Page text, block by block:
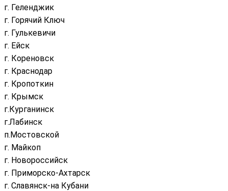
г. Геленджик
г. Горячий Ключ
г. Гулькевичи
г. Ейск
г. Кореновск
г. Краснодар
г. Кропоткин
г. Крымск
г.Курганинск
г.Лабинск
п.Мостовской
г. Майкоп
г. Новороссийск
г. Приморско-Ахтарск
г. Славянск-на Кубани